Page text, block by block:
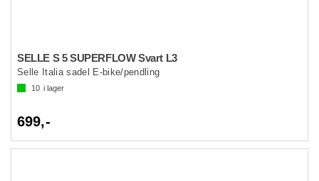
SELLE S 5 SUPERFLOW Svart L3
Selle Italia sadel E-bike/pendling
10 i lager
699,-